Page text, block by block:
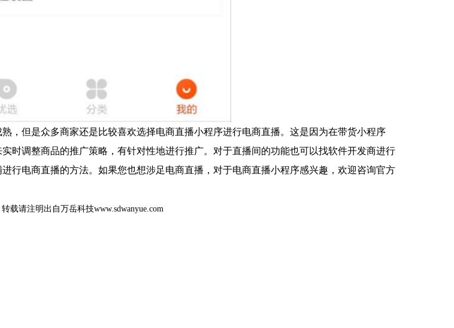
，但是众多商家还是比较喜欢选择电商直播小程序进行电商直播。这是因为在带货小程序
时调整商品的推广策略，有针对性地进行推广。对于直播间的功能也可以找软件开发商进行
行电商直播的方法。如果您也想涉足电商直播，对于电商直播小程序感兴趣，欢迎咨询官方
载请注明出自万岳科技www.sdwanyue.com